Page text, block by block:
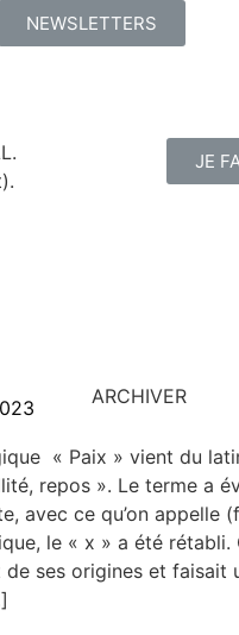
NEWSLETTERS
JE
ARCHIVER
« Paix » vient du
repos ». Le terme a
avec ce qu’on appelle
le « x » a été
ses ori­gines et fai­sait